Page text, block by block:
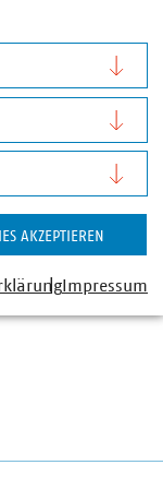
AKZEPTIEREN
Impressum